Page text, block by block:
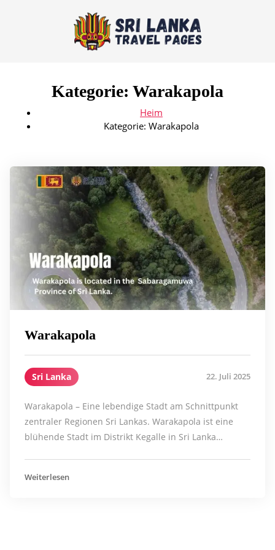
Kategorie: Warakapola
Heim
Kategorie: Warakapola
Warakapola
Sri Lanka 22. Juli 2025
Warakapola – Eine lebendige Stadt am Schnittpunkt
zentraler Regionen Sri Lankas. Warakapola ist eine
blühende Stadt im Distrikt Kegalle in Sri Lanka…
Weiterlesen